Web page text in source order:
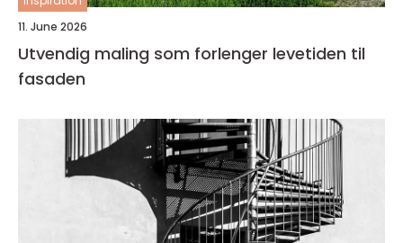
11. June 2026
Utvendig maling som forlenger levetiden til
fasaden